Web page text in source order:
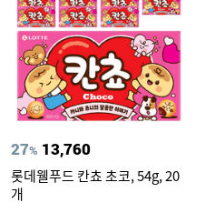
27% 13,760
롯데웰푸드 칸쵸 초코, 54g, 20
개